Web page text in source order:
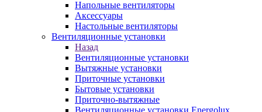
Напольные вентиляторы
Аксессуары
Настольные вентиляторы
Вентиляционные установки
Назад
Вентиляционные установки
Вытяжные установки
Приточные установки
Бытовые установки
Приточно-вытяжные
Вентиляционные установки Energolux